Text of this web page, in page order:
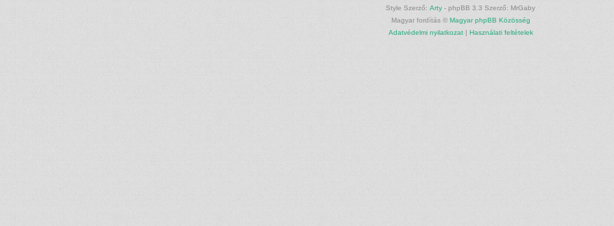
Style Szerző: Arty - phpBB 3.3 Szerző: MrGaby
Magyar fordítás © Magyar phpBB Közösség
Adatvédelmi nyilatkozat| Használati feltételek